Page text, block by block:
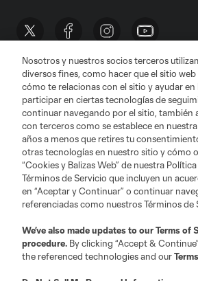
Terminos de servicio
©2026 MLS. The
and/or common law
Nosotros y nuestros socios terceros
diversos fines, como hacer que el sitio
cómo te relacionas con el sitio y ayudar
participar en ciertas tecnologías de
continuar navegando por el sitio, también
con terceros como se establece en
años a menos que retires tu
otras tecnologías en nuestro sitio y cómo
“Cookies y Balizas Web” de nuestra
Términos de Servicio que incluyen un
en “Aceptar y Continuar” o continuar
referenciadas como nuestros Términos
We’ve also made updates to ourTerms of
procedure. By clicking “Accept &
the referenced technologies and our